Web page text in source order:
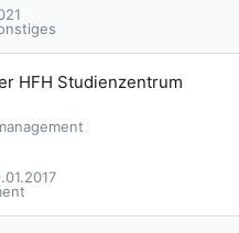
HFH Studienzentrum